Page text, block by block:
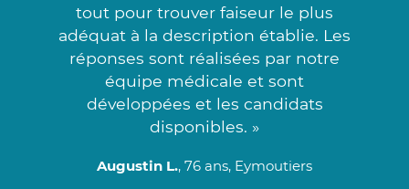
tout pour trouver faiseur le plus
adéquat à la description établie. Les
réponses sont réalisées par notre
équipe médicale et sont
développées et les candidats
disponibles. »
Augustin L., 76 ans, Eymoutiers